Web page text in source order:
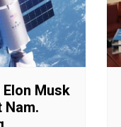
Musk
Nam.